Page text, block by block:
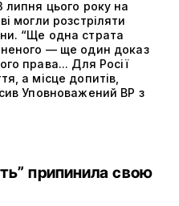
липня цього року на
могли розстріляти
“Ще одна страта
— ще один доказ
права... Для Росії
а місце допитів,
Уповноважений ВР з
припинила свою